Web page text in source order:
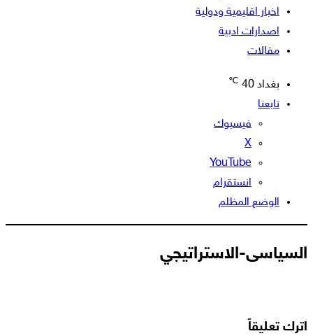
اخبار اقليمية ودولية
اصدارات ادبية
مقالات
بغداد 40
℃
تابعنا
فيسبوك
‫X
‫YouTube
انستقرام
الوضع المظلم
السياسى-الاستراتيجي
اترك تعليقاً